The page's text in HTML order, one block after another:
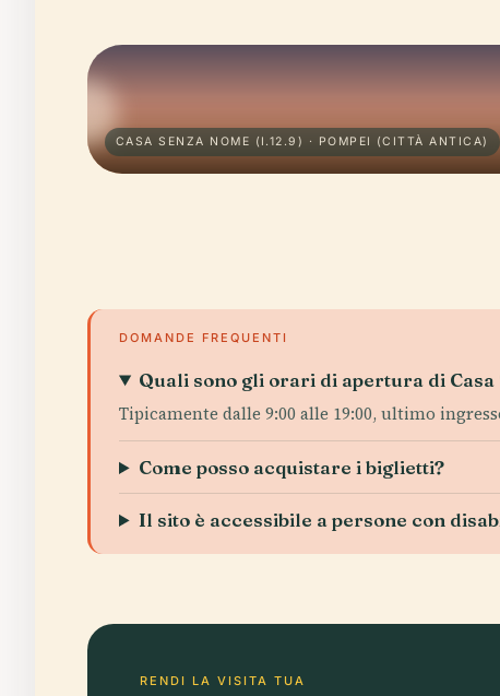
CASA SENZA NOME (I.12.9) · POMPEI (CITTÀ ANTICA)
DOMANDE FREQUENTI
Quali sono gli orari di apertura di Casa
Tipicamente dalle 9:00 alle 19:00, ultimo
Come posso acquistare i biglietti?
Il sito è accessibile a persone con
RENDI LA VISITA TUA